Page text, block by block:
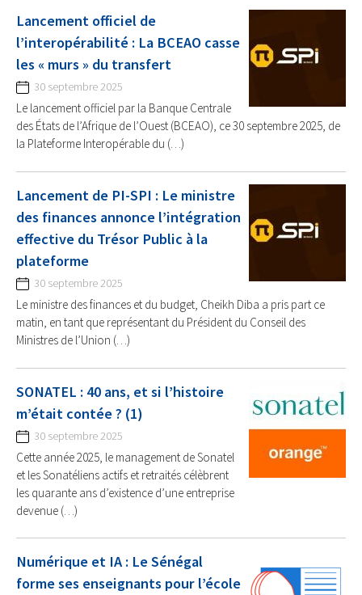
Lancement officiel de
l’interopérabilité : La BCEAO casse
les « murs » du transfert
30 septembre 2025
Le lancement officiel par la Banque Centrale
des États de l’Afrique de l’Ouest (BCEAO), ce 30 septembre 2025, de
la Plateforme Interopérable du (…)
Lancement de PI-SPI : Le ministre
des finances annonce l’intégration
effective du Trésor Public à la
plateforme
30 septembre 2025
Le ministre des finances et du budget, Cheikh Diba a pris part ce
matin, en tant que représentant du Président du Conseil des
Ministres de l’Union (…)
SONATEL : 40 ans, et si l’histoire
m’était contée ? (1)
30 septembre 2025
Cette année 2025, le management de Sonatel
et les Sonatéliens actifs et retraités célèbrent
les quarante ans d’existence d’une entreprise
devenue (…)
Numérique et IA : Le Sénégal
forme ses enseignants pour l’école